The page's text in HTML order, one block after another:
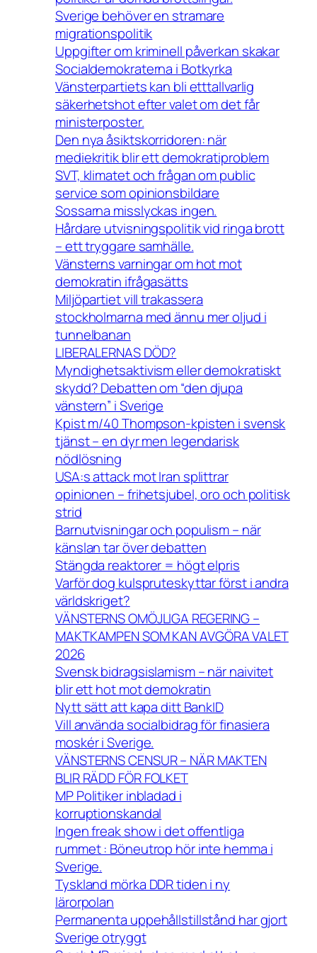
Sverige behöver en stramare
migrationspolitik
Uppgifter om kriminell påverkan skakar
Socialdemokraterna i Botkyrka
Vänsterpartiets kan bli etttallvarlig
säkerhetshot efter valet om det får
ministerposter.
Den nya åsiktskorridoren: när
mediekritik blir ett demokratiproblem
SVT, klimatet och frågan om public
service som opinionsbildare
Sossarna misslyckas ingen.
Hårdare utvisningspolitik vid ringa brott
– ett tryggare samhälle.
Vänsterns varningar om hot mot
demokratin ifrågasätts
Miljöpartiet vill trakassera
stockholmarna med ännu mer oljud i
tunnelbanan
LIBERALERNAS DÖD?
Myndighetsaktivism eller demokratiskt
skydd? Debatten om “den djupa
vänstern” i Sverige
Kpist m/40 Thompson-kpisten i svensk
tjänst – en dyr men legendarisk
nödlösning
USA:s attack mot Iran splittrar
opinionen – frihetsjubel, oro och politisk
strid
Barnutvisningar och populism – när
känslan tar över debatten
Stängda reaktorer = högt elpris
Varför dog kulspruteskyttar först i andra
världskriget?
VÄNSTERNS OMÖJLIGA REGERING –
MAKTKAMPEN SOM KAN AVGÖRA VALET
2026
Svensk bidragsislamism – när naivitet
blir ett hot mot demokratin
Nytt sätt att kapa ditt BankID
Vill använda socialbidrag för finasiera
moskér i Sverige.
VÄNSTERNS CENSUR – NÄR MAKTEN
BLIR RÄDD FÖR FOLKET
MP Politiker inbladad i
korruptionskandal
Ingen freak show i det offentliga
rummet : Böneutrop hör inte hemma i
Sverige.
Tyskland mörka DDR tiden i ny
lärorpolan
Permanenta uppehållstillstånd har gjort
Sverige otryggt